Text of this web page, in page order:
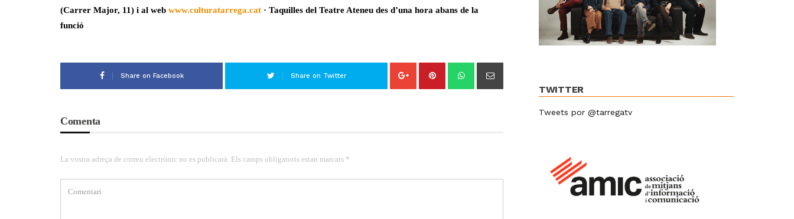
(Carrer Major, 11) i al web www.culturatarrega.cat · Taquilles del Teatre Ateneu des d’una hora abans de la
funció
Share on Facebook Share on Twitter
Comenta
La vostra adreça de correu electrònic no es publicarà. Els camps obligatoris estan marcats *
TWITTER
Tweets por @tarregatv